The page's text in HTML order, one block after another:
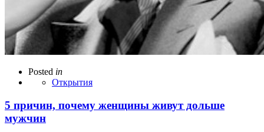
Posted in
Открытия
5 причин, почему женщины живут дольше
мужчин